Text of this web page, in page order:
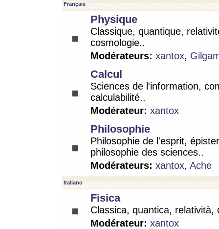
Français
Physique
Classique, quantique,
cosmologie..
Modérateurs: xantox,
Calcul
Sciences de l'information,
calculabilité..
Modérateur: xantox
Philosophie
Philosophie de l'esprit,
philosophie des sciences..
Modérateurs: xantox, Ache
Italiano
Fisica
Classica, quantica, relatività,
Modérateur: xantox